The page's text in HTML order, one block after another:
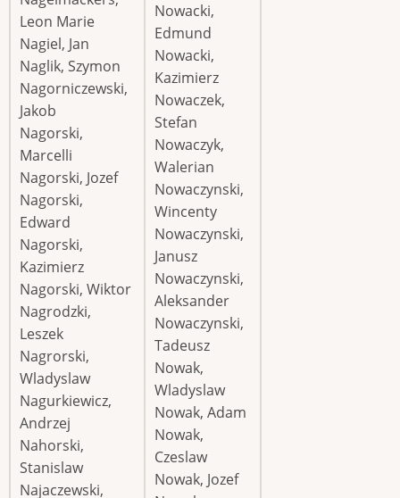
Leon Marie
Nagiel, Jan
Naglik, Szymon
Nagorniczewski,
Jakob
Nagorski,
Marcelli
Nagorski, Jozef
Nagorski,
Edward
Nagorski,
Kazimierz
Nagorski, Wiktor
Nagrodzki,
Leszek
Nagrorski,
Wladyslaw
Nagurkiewicz,
Andrzej
Nahorski,
Stanislaw
Najaczewski,
Nowacki,
Edmund
Nowacki,
Kazimierz
Nowaczek,
Stefan
Nowaczyk,
Walerian
Nowaczynski,
Wincenty
Nowaczynski,
Janusz
Nowaczynski,
Aleksander
Nowaczynski,
Tadeusz
Nowak,
Wladyslaw
Nowak, Adam
Nowak,
Czeslaw
Nowak, Jozef